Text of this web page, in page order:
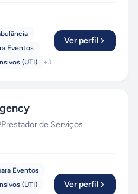
Eventos
(UTI)
+3
Ver perfil
Prestador de Serviços
Eventos
(UTI)
Ver perfil